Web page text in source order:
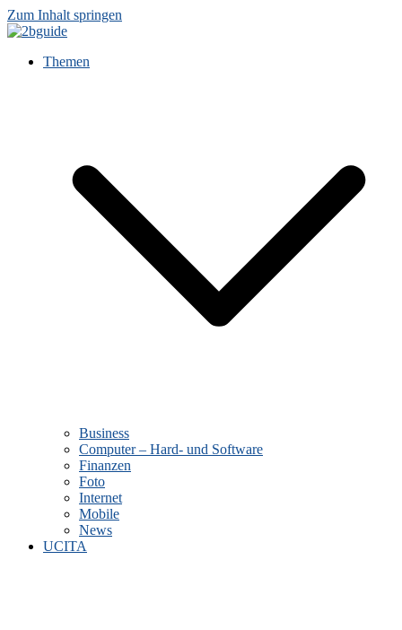
Zum Inhalt springen
Themen
Business
Computer – Hard- und Software
Finanzen
Foto
Internet
Mobile
News
UCITA